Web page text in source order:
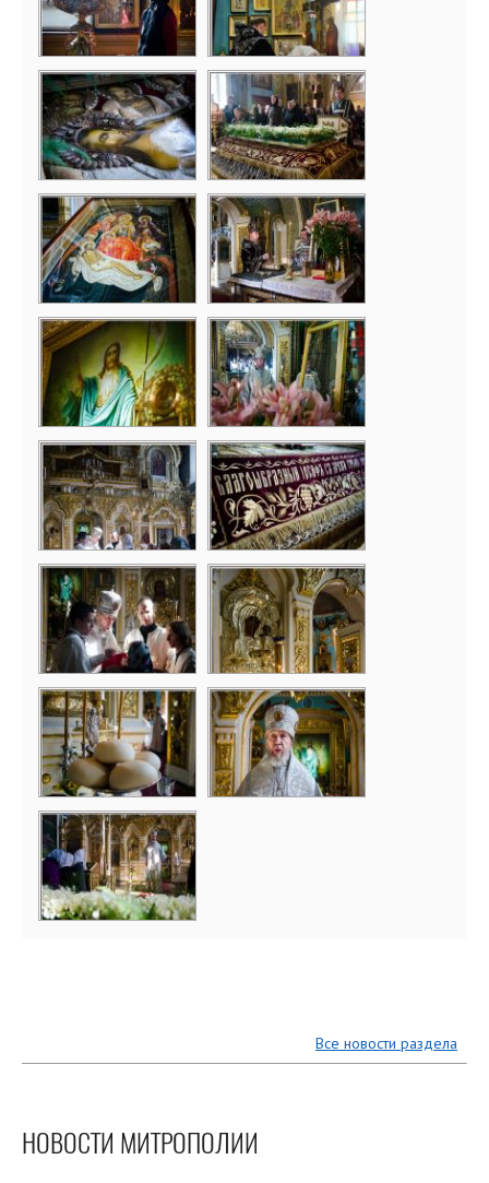
Все новости раздела
НОВОСТИ МИТРОПОЛИИ